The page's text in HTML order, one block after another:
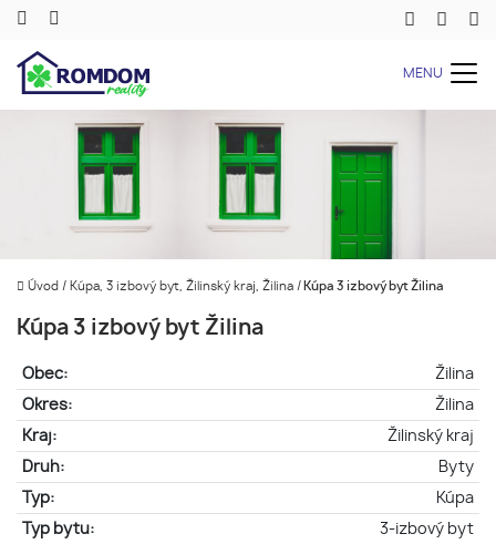
MENU
Úvod / Kúpa, 3 izbový byt, Žilinský kraj, Žilina / Kúpa 3 izbový byt Žilina
Kúpa 3 izbový byt Žilina
Obec:
Žilina
Okres:
Žilina
Kraj:
Žilinský kraj
Druh:
Byty
Typ:
Kúpa
Typ bytu:
3-izbový byt